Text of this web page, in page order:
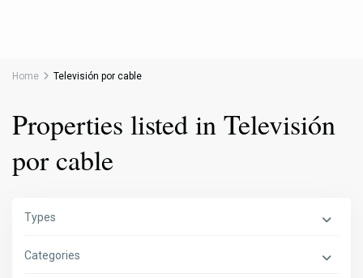
Home Televisión por cable
Properties listed in Televisión
por cable
Types
Categories